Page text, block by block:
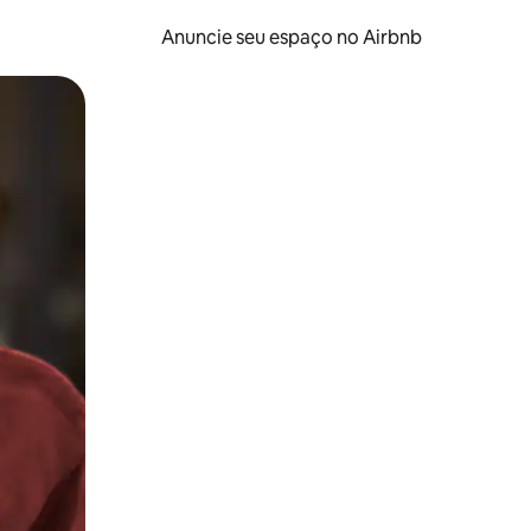
Anuncie seu espaço no Airbnb
o dedo na tela.